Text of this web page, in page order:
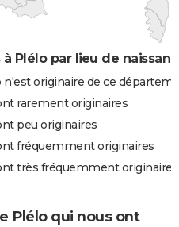
Plélo par lieu de
n'est originaire de ce
rarement originaires
peu originaires
fréquemment originaires
très fréquemment originaires
Plélo qui nous ont